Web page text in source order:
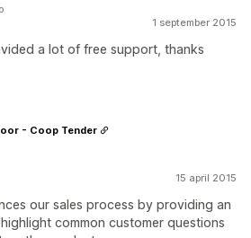
1 september 2015
a lot of free support, thanks
15 april 2015
our sales process by providing an
common customer questions
- Coop Tender